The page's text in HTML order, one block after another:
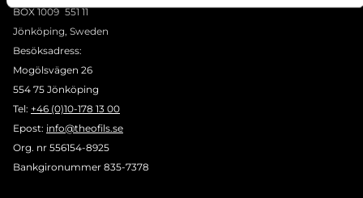
BOX 1009 551 11
Jönköping, Sweden
Besöksadress:
Mogölsvägen 26
554 75 Jönköping
Tel: +46 (0)10-178 13 00
Epost: info@theofils.se
Org. nr 556154-8925
Bankgironummer 835-7378